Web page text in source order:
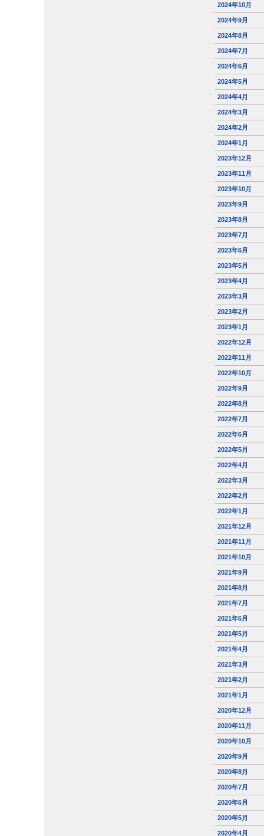
2024年10月
2024年9月
2024年8月
2024年7月
2024年6月
2024年5月
2024年4月
2024年3月
2024年2月
2024年1月
2023年12月
2023年11月
2023年10月
2023年9月
2023年8月
2023年7月
2023年6月
2023年5月
2023年4月
2023年3月
2023年2月
2023年1月
2022年12月
2022年11月
2022年10月
2022年9月
2022年8月
2022年7月
2022年6月
2022年5月
2022年4月
2022年3月
2022年2月
2022年1月
2021年12月
2021年11月
2021年10月
2021年9月
2021年8月
2021年7月
2021年6月
2021年5月
2021年4月
2021年3月
2021年2月
2021年1月
2020年12月
2020年11月
2020年10月
2020年9月
2020年8月
2020年7月
2020年6月
2020年5月
2020年4月